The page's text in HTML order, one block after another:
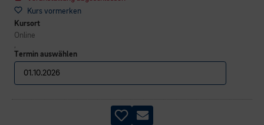
Kurs vormerken
Kursort
Online
,
Termin auswählen